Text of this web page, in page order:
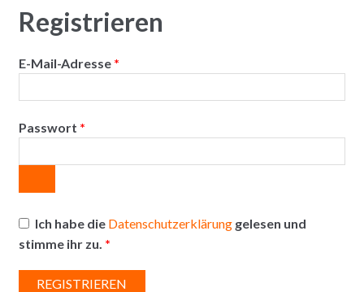
Registrieren
E-Mail-Adresse *Erforderlich
Passwort *Erforderlich
Ich habe die Datenschutzerklärung gelesen und
stimme ihr zu. *
REGISTRIEREN